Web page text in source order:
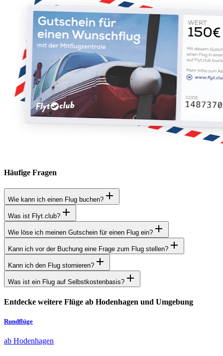
Häufige Fragen
Wie kann ich einen Flug buchen?
Was ist Flyt.club?
Wie löse ich meinen Gutschein für einen Flug ein?
Kann ich vor der Buchung eine Frage zum Flug stellen?
Kann ich den Flug stornieren?
Was ist ein Flug auf Selbstkostenbasis?
Entdecke weitere Flüge ab Hodenhagen und Umgebung
Rundflüge
ab Hodenhagen